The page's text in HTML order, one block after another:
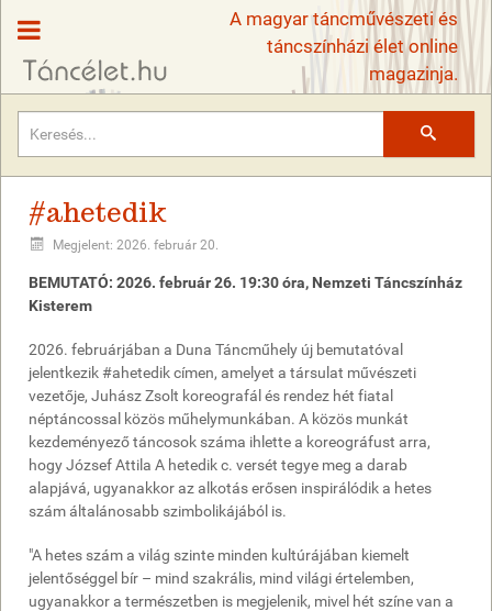
A magyar táncművészeti és
táncszínházi élet online
magazinja.
#ahetedik
Megjelent: 2026. február 20.
BEMUTATÓ: 2026. február 26. 19:30 óra, Nemzeti Táncszínház
Kisterem
2026. februárjában a Duna Táncműhely új bemutatóval
jelentkezik #ahetedik címen, amelyet a társulat művészeti
vezetője, Juhász Zsolt koreografál és rendez hét fiatal
néptáncossal közös műhelymunkában. A közös munkát
kezdeményező táncosok száma ihlette a koreográfust arra,
hogy József Attila A hetedik c. versét tegye meg a darab
alapjává, ugyanakkor az alkotás erősen inspirálódik a hetes
szám általánosabb szimbolikájából is.
"A hetes szám a világ szinte minden kultúrájában kiemelt
jelentőséggel bír – mind szakrális, mind világi értelemben,
ugyanakkor a természetben is megjelenik, mivel hét színe van a